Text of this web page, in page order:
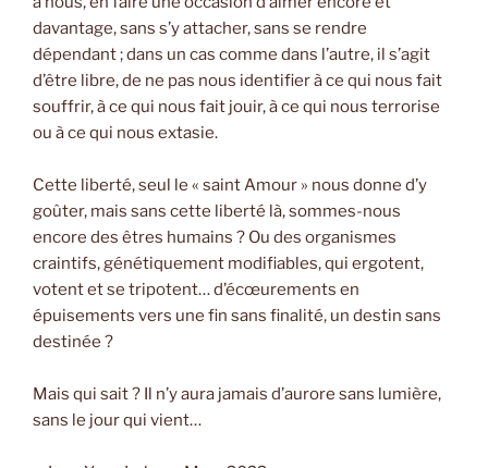
davantage, sans s’y attacher, sans se rendre
dépendant ; dans un cas comme dans l’autre, il s’agit
d’être libre, de ne pas nous identifier à ce qui nous fait
souffrir, à ce qui nous fait jouir, à ce qui nous terrorise
ou à ce qui nous extasie.
Cette liberté, seul le « saint Amour » nous donne d’y
goûter, mais sans cette liberté là, sommes-nous
encore des êtres humains ? Ou des organismes
craintifs, génétiquement modifiables, qui ergotent,
votent et se tripotent… d’écœurements en
épuisements vers une fin sans finalité, un destin sans
destinée ?
Mais qui sait ? Il n’y aura jamais d’aurore sans lumière,
sans le jour qui vient…